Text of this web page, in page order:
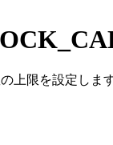
上限を設定しま